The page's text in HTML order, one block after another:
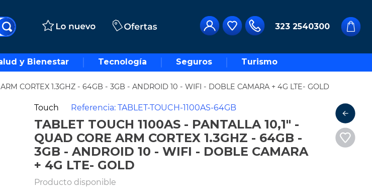
323 2540300
y Bienestar Tecnología Seguros Turismo
CORTEX 1.3GHZ - 64GB - 3GB - ANDROID 10 - WIFI - DOBLE CAMARA + 4G LTE- GOLD
Touch Referencia: TABLET-TOUCH-1100AS-64GB
TABLET TOUCH 1100AS - PANTALLA 10,1" -
QUAD CORE ARM CORTEX 1.3GHZ - 64GB -
3GB - ANDROID 10 - WIFI - DOBLE CAMARA
+ 4G LTE- GOLD
Producto disponible